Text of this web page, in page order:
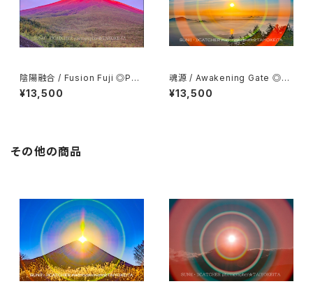
陰陽融合 / Fusion Fuji ◎Pサ
イズ(マット付き)
¥13,500
魂源 / Awakening Gate ◎P
サイズ(マット付き)
¥13,500
その他の商品